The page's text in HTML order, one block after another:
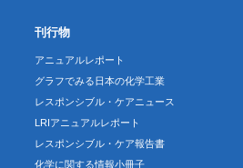
刊行物
アニュアルレポート
グラフでみる日本の化学工業
レスポンシブル・ケアニュース
LRIアニュアルレポート
レスポンシブル・ケア報告書
化学に関する情報小冊子